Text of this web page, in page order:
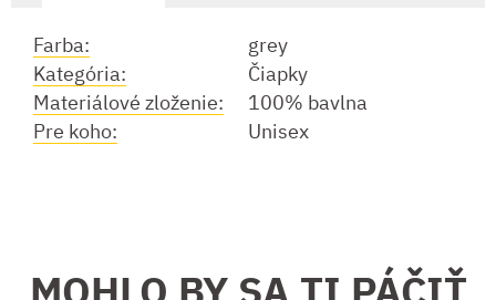
Farba:
grey
Kategória:
Čiapky
Materiálové zloženie:
100% bavlna
Pre koho:
Unisex